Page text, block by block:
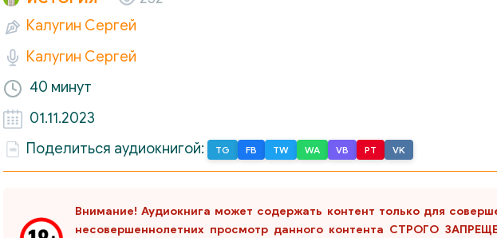
Калугин Сергей
Калугин Сергей
40 минут
01.11.2023
Поделиться аудиокнигой:
TG FB TW WA VB PT VK
Внимание! Аудиокнига может содержать контент только для
несовершеннолетних просмотр данного контента СТРОГО